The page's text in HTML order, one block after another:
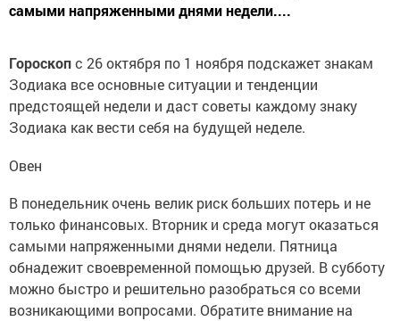
самыми напряженными днями недели....
Гороскопс 26 октября по 1 ноября подскажет знакам
Зодиака все основные ситуации и тенденции
предстоящей недели и даст советы каждому знаку
Зодиака как вести себя на будущей неделе.
Овен
В понедельник очень велик риск больших потерь и не
только финансовых. Вторник и среда могут оказаться
самыми напряженными днями недели. Пятница
обнадежит своевременной помощью друзей. В субботу
можно быстро и решительно разобраться со всеми
возникающими вопросами. Обратите внимание на